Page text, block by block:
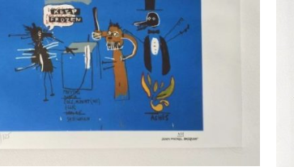
AJOUTER AU PANIER / APERÇU